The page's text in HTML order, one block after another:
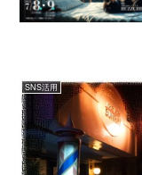
SNS活用